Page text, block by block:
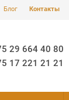
Блог Контакты
29 664 40 80
17 221 21 21